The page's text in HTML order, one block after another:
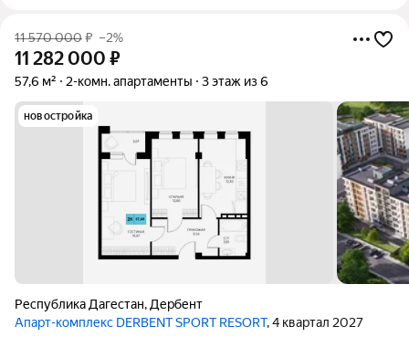
11 570 000₽ –2%
11 282 000 ₽
57,6 м² 2-комн. апартаменты 3 этаж из 6
новостройка
Республика Дагестан, Дербент
Апарт-комплекс DERBENT SPORT RESORT, 4 квартал 2027